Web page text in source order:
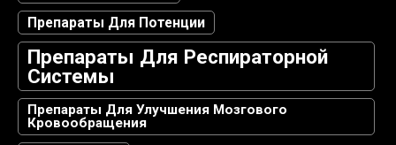
Препараты Для Потенции
Препараты Для Респираторной
Системы
Препараты Для Улучшения Мозгового
Кровообращения